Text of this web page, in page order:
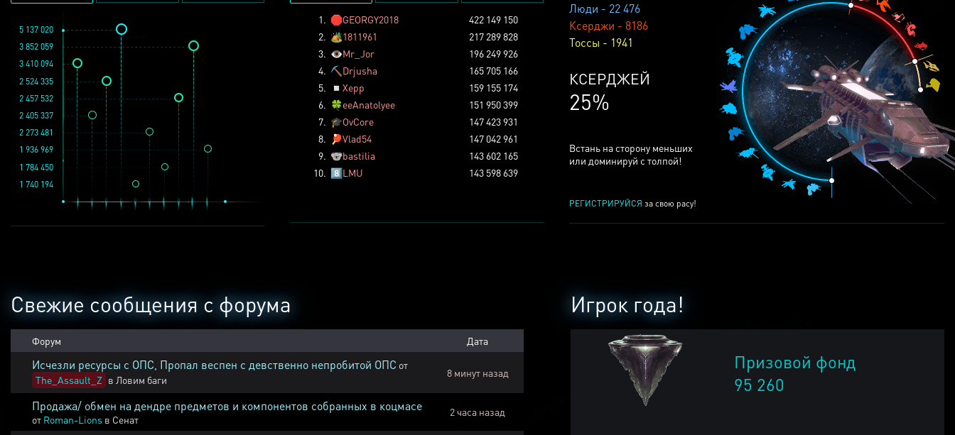
Люди - 22 476
Ксерджи - 8186
Тоссы - 1941
КСЕРДЖЕЙ
25%
Встань на сторону меньших
или доминируй с толпой!
РЕГИСТРИРУЙСЯ за свою расу!
1 936 969
3 852 059
2 457 532
1 784 450
2 273 481
1 740 194
5 137 020
2 524 335
2 405 337
3 410 094
1. 🛑GEORGY2018
422 149 150
2. 🏕️1811961
217 289 828
3. 👁️Mr_Jor
196 249 926
4. ⛏️ Drjusha
165 705 166
5.
◽ Xepp
159 155 174
6. 🍀eeAnatolyee
151 950 399
7. 🎓OvCore
147 423 931
8.
🏓Vlad54
147 042 961
9. 🐨bastilia
143 602 165
10. 8️⃣LMU 143 598 639
Игрок года!
Призовой фонд
95 260
Свежие сообщения с форума
Форум Дата
Исчезли ресурсы с ОПС, Пропал веспен с девственно непробитой ОПС от
The_Assault_Z в Ловим баги
8 минут назад
Продажа/ обмен на дендре предметов и компонентов собранных в коцмасе
от Roman-Lions в Сенат
2 часа назад